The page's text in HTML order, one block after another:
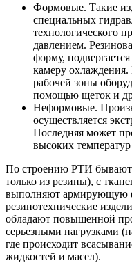
Формовые. Такие
специальных
технологического
давлением.
форму,
камеру охлаждения.
рабочей зоны
помощью щеток и
Неформовые.
осуществляется
Последняя может
высоких
По строению РТИ бывают
только из резины), с
выполняют армирующую
резинотехнические
обладают повышенной
серьезными нагрузками
где происходит
жидкостей и масел).